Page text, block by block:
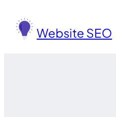
konten
Website SEO